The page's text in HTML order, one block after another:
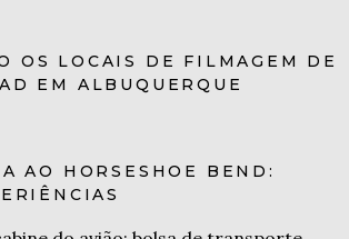
OS LOCAIS DE FILMAGEM DE
EM ALBUQUERQUE
AO HORSESHOE BEND: